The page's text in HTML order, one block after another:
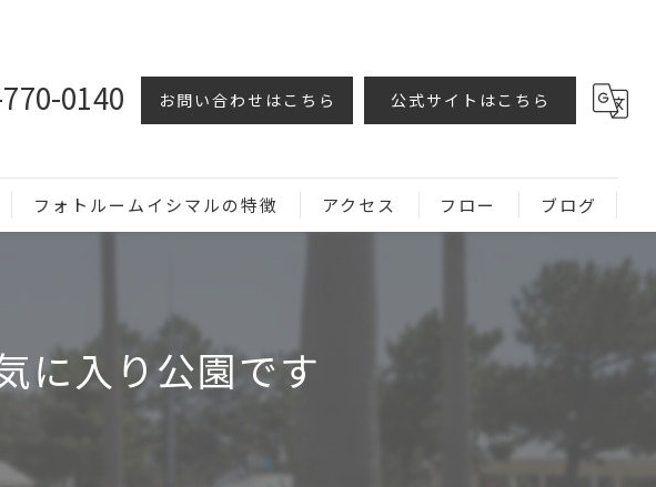
0140 お問い合わせはこちら 公式サイトはこちら
フォトルームイシマルの特徴
商品撮影
アクセス フロー ブログ
に入り公園です